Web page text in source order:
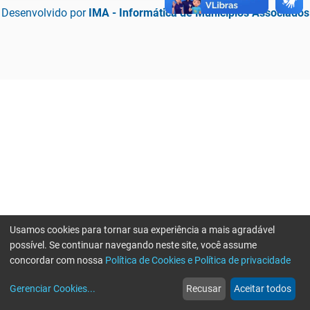
Desenvolvido por IMA - Informática de Municípios Associados
web
Notícias
more_horiz
Mais
Usamos cookies para tornar sua experiência a mais agradável
possível. Se continuar navegando neste site, você assume
concordar com nossa Política de Cookies e Política de privacidade
Gerenciar Cookies... Recusar Aceitar todos
Erro ao enviar informações, por favor tente novamente